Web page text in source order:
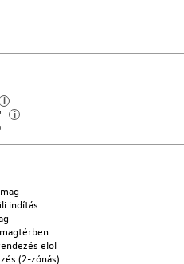
i
i
indítás
elöl
(2-zónás)